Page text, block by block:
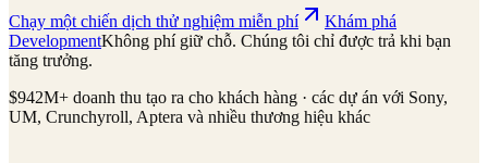
Chạy một chiến dịch thử nghiệm miễn phí
Khám phá
DevelopmentKhông phí giữ chỗ. Chúng tôi chỉ được trả khi bạn
tăng trưởng.
$942M+ doanh thu tạo ra cho khách hàng · các dự án với Sony,
UM, Crunchyroll, Aptera và nhiều thương hiệu khác